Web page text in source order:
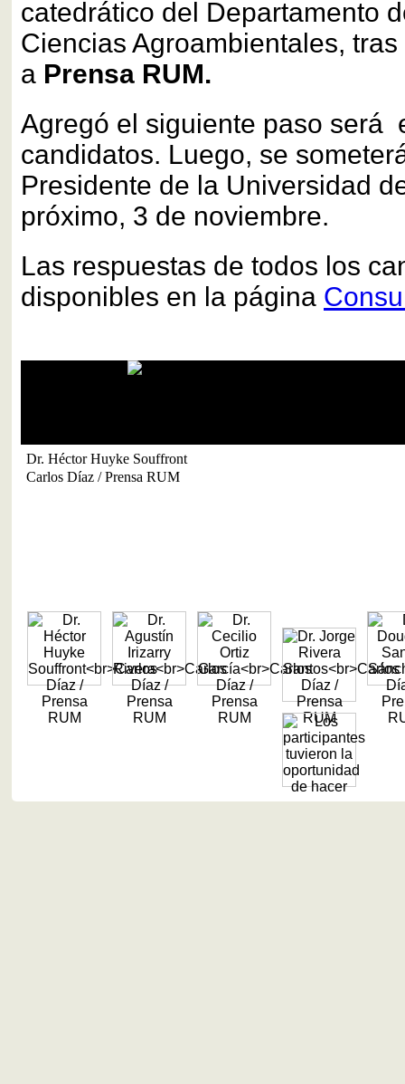
catedrático del Departamento
Ciencias Agroambientales,
a Prensa RUM.
Agregó el siguiente paso será
candidatos. Luego, se
Presidente de la Universidad
próximo, 3 de noviembre.
Las respuestas de todos los
disponibles en la página
Dr. Héctor Huyke Souffront
Carlos Díaz / Prensa RUM